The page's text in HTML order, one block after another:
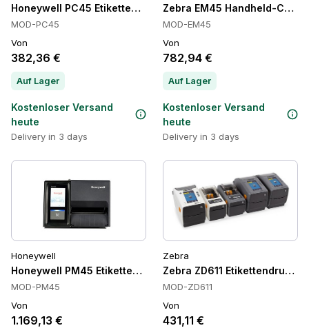
Honeywell PC45 Etikettendrucker, Ethernet,
MOD-PC45
Von
382,36 €
Auf Lager
Kostenloser Versand
heute
Delivery in 3 days
Zebra EM45 Handheld-
MOD-EM45
Von
782,94 €
Auf Lager
Kostenloser Versand
heute
Delivery in 3 days
Honeywell
Honeywell PM45 Etikettendrucker, Ethernet
MOD-PM45
Von
1.169,13 €
Zebra
Zebra ZD611 Etikettendrucker
MOD-ZD611
Von
431,11 €